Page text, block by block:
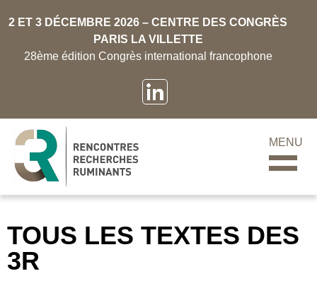
2 ET 3 DÉCEMBRE 2026 – CENTRE DES CONGRÈS
PARIS LA VILLETTE
28ème édition Congrès international francophone
MENU
TOUS LES TEXTES DES
3R